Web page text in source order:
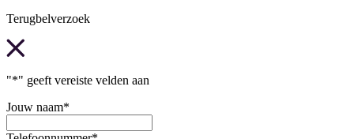
Terugbelverzoek
"*" geeft vereiste velden aan
Jouw naam*